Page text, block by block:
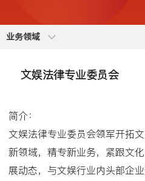
业务领域
文娱法律专业委员会
简介：
文娱法律专业委员会领军开拓
新领域，精专新业务，紧跟文
展动态，与文娱行业内头部企